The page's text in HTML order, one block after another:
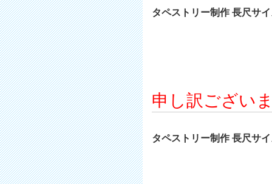
タペストリー制作 長尺サ
申し訳ござい
タペストリー制作 長尺サ